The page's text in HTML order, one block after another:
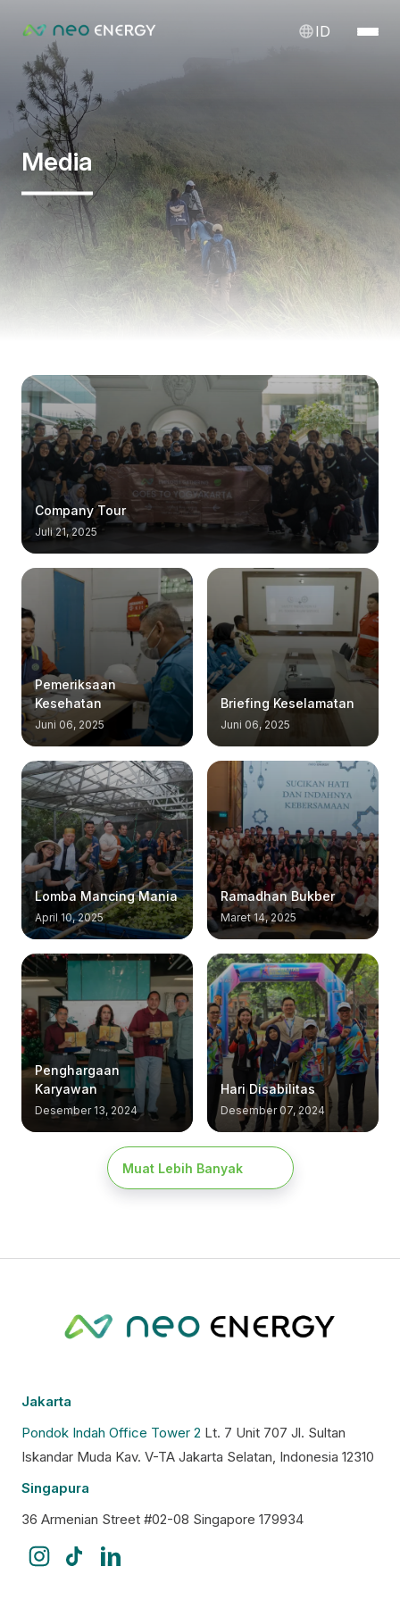
ID
Media
Company Tour
Juli 21, 2025
Pemeriksaan
Kesehatan
Juni 06, 2025
Briefing Keselamatan
Juni 06, 2025
Lomba Mancing Mania
April 10, 2025
Ramadhan Bukber
Maret 14, 2025
Penghargaan
Karyawan
Desember 13, 2024
Hari Disabilitas
Desember 07, 2024
Muat Lebih Banyak
Jakarta
Pondok Indah Office Tower 2 Lt. 7 Unit 707 Jl. Sultan
Iskandar Muda Kav. V-TA Jakarta Selatan, Indonesia 12310
Singapura
36 Armenian Street #02-08 Singapore 179934